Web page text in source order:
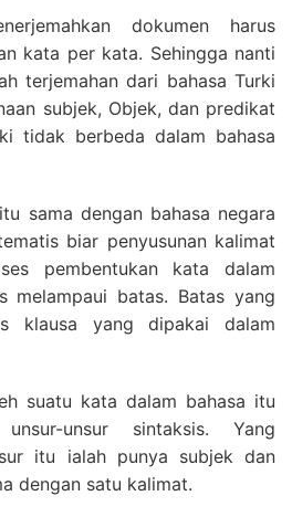
dokumen harus
kata per kata. Sehingga nanti
terjemahan dari bahasa Turki
subjek, Objek, dan predikat
tidak berbeda dalam bahasa
sama dengan bahasa negara
biar penyusunan kalimat
pembentukan kata dalam
melampaui batas. Batas yang
klausa yang dipakai dalam
suatu kata dalam bahasa itu
unsur sintaksis. Yang
itu ialah punya subjek dan
dengan satu kalimat.